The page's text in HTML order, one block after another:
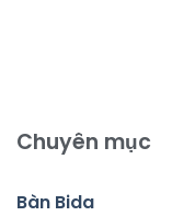
Chuyên mục
Bàn Bida